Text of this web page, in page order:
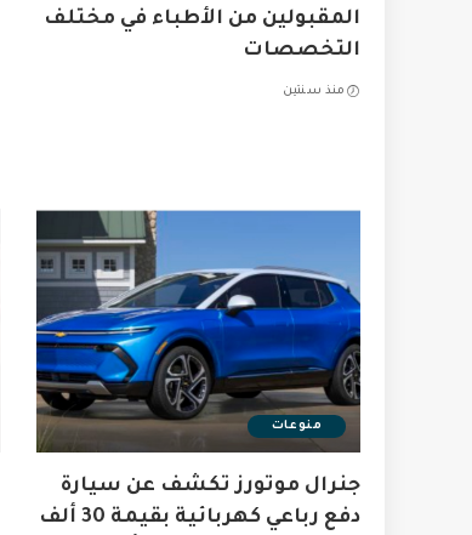
المقبولين من الأطباء في مختلف
التخصصات
منذ سنتين
منوعات
جنرال موتورز تكشف عن سيارة
دفع رباعي كهربائية بقيمة 30 ألف